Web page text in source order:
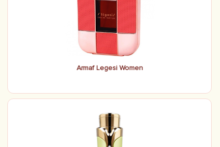
Armaf Legesi Women